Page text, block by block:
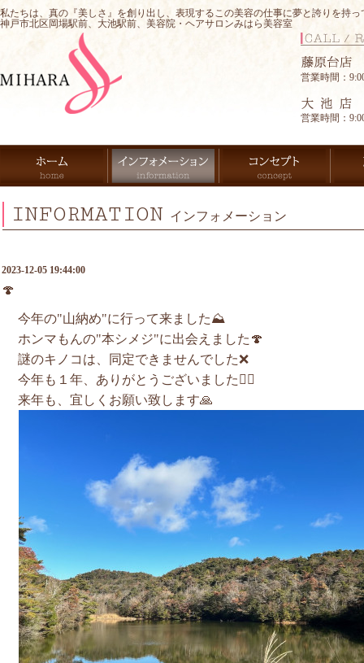
私たちは、真の『美しさ』を創り出し、表現するこの美容の仕事に夢と誇りを持
神戸市北区岡場駅前、大池駅前、美容院・ヘアサロンみはら美容室
営業時間：
営業時間：
INFORMATION インフォメーション
2023-12-05 19:44:00
🍄
今年の"山納め"に行って来ました⛰️
ホンマもんの"本シメジ"に出会えました🍄
謎のキノコは、同定できませんでした❌
今年も１年、ありがとうございました🙇‍♂️
来年も、宜しくお願い致します🙏